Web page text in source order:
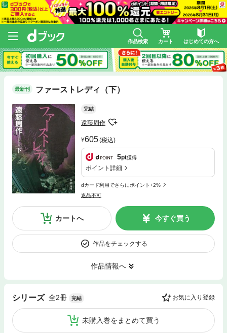
作品検索 カート はじめての方へ
最新刊 ファーストレディ（下）
完結
遠藤周作
605(税込)
5pt獲得
ポイント詳細
dカード利用でさらにポイント+2%
返品不可
カートへ 今すぐ買う
作品をチェックする
作品情報へ
シリーズ 全2冊 完結 お気に入り登録
未購入巻をまとめて買う